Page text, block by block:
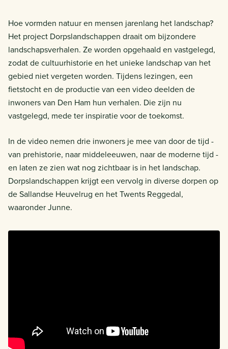
Hoe vormden natuur en mensen jarenlang het landschap?
Het project Dorpslandschappen draait om bijzondere
landschapsverhalen. Ze worden opgehaald en vastgelegd,
zodat de cultuurhistorie en het unieke landschap van het
gebied niet vergeten worden. Tijdens lezingen, een
fietstocht en de productie van een video deelden de
inwoners van Den Ham hun verhalen. Die zijn nu
vastgelegd, mede ter inspiratie voor de toekomst.
In de video nemen drie inwoners je mee van door de tijd -
van prehistorie, naar middeleeuwen, naar de moderne tijd -
en laten ze zien wat nog zichtbaar is in het landschap.
Dorpslandschappen krijgt een vervolg in diverse dorpen op
de Sallandse Heuvelrug en het Twents Reggedal,
waaronder Junne.